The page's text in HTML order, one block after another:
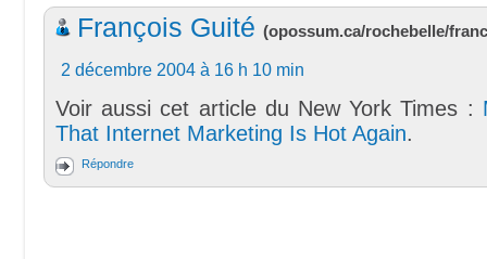
François Guité (opossum.ca/rochebelle/
2 décembre 2004 à 16 h 10 min
Voir aussi cet article du New York Times :
That Internet Marketing Is Hot Again.
Répondre